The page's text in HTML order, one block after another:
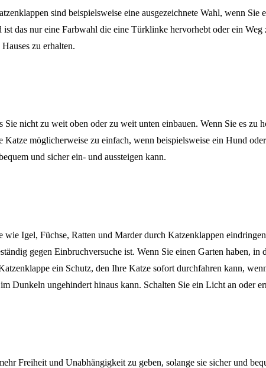
sind beispielsweise eine ausgezeichnete Wahl, wenn Sie
das nur eine Farbwahl die eine Türklinke hervorhebt oder ein
zu erhalten.
nicht zu weit oben oder zu weit unten einbauen. Wenn Sie es zu
möglicherweise zu einfach, wenn beispielsweise ein Hund
und sicher ein- und aussteigen kann.
Igel, Füchse, Ratten und Marder durch Katzenklappen
gegen Einbruchversuche ist. Wenn Sie einen Garten haben,
ein Schutz, den Ihre Katze sofort durchfahren kann,
Dunkeln ungehindert hinaus kann. Schalten Sie ein Licht an oder
Freiheit und Unabhängigkeit zu geben, solange sie sicher und